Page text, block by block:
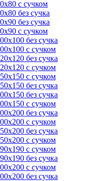
с сучком
без сучка
без сучка
с сучком
без сучка
с сучком
без сучка
с сучком
с сучком
без сучка
без сучка
с сучком
без сучка
с сучком
без сучка
с сучком
с сучком
без сучка
с сучком
без сучка